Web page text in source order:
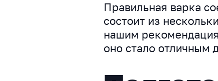
Правильная варка
состоит из
нашим
оно стало отличным